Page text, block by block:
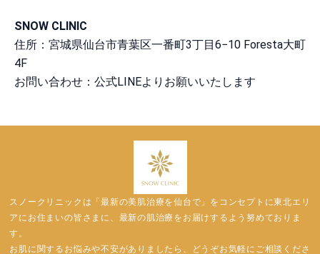
SNOW CLINIC
住所：宮城県仙台市青葉区一番町3丁目6−10 Foresta大町
4F
お問い合わせ：公式LINEよりお願いいたします
スノークリニックは「最新の美肌治療を仙台で」をコンセプトに東北エリ
アにお住まいの皆さまに、最新の肌治療をお届けするよう努めておりま
す。
お肌に関するお悩みや不安がありましたら、どうぞお気軽にご相談くださ